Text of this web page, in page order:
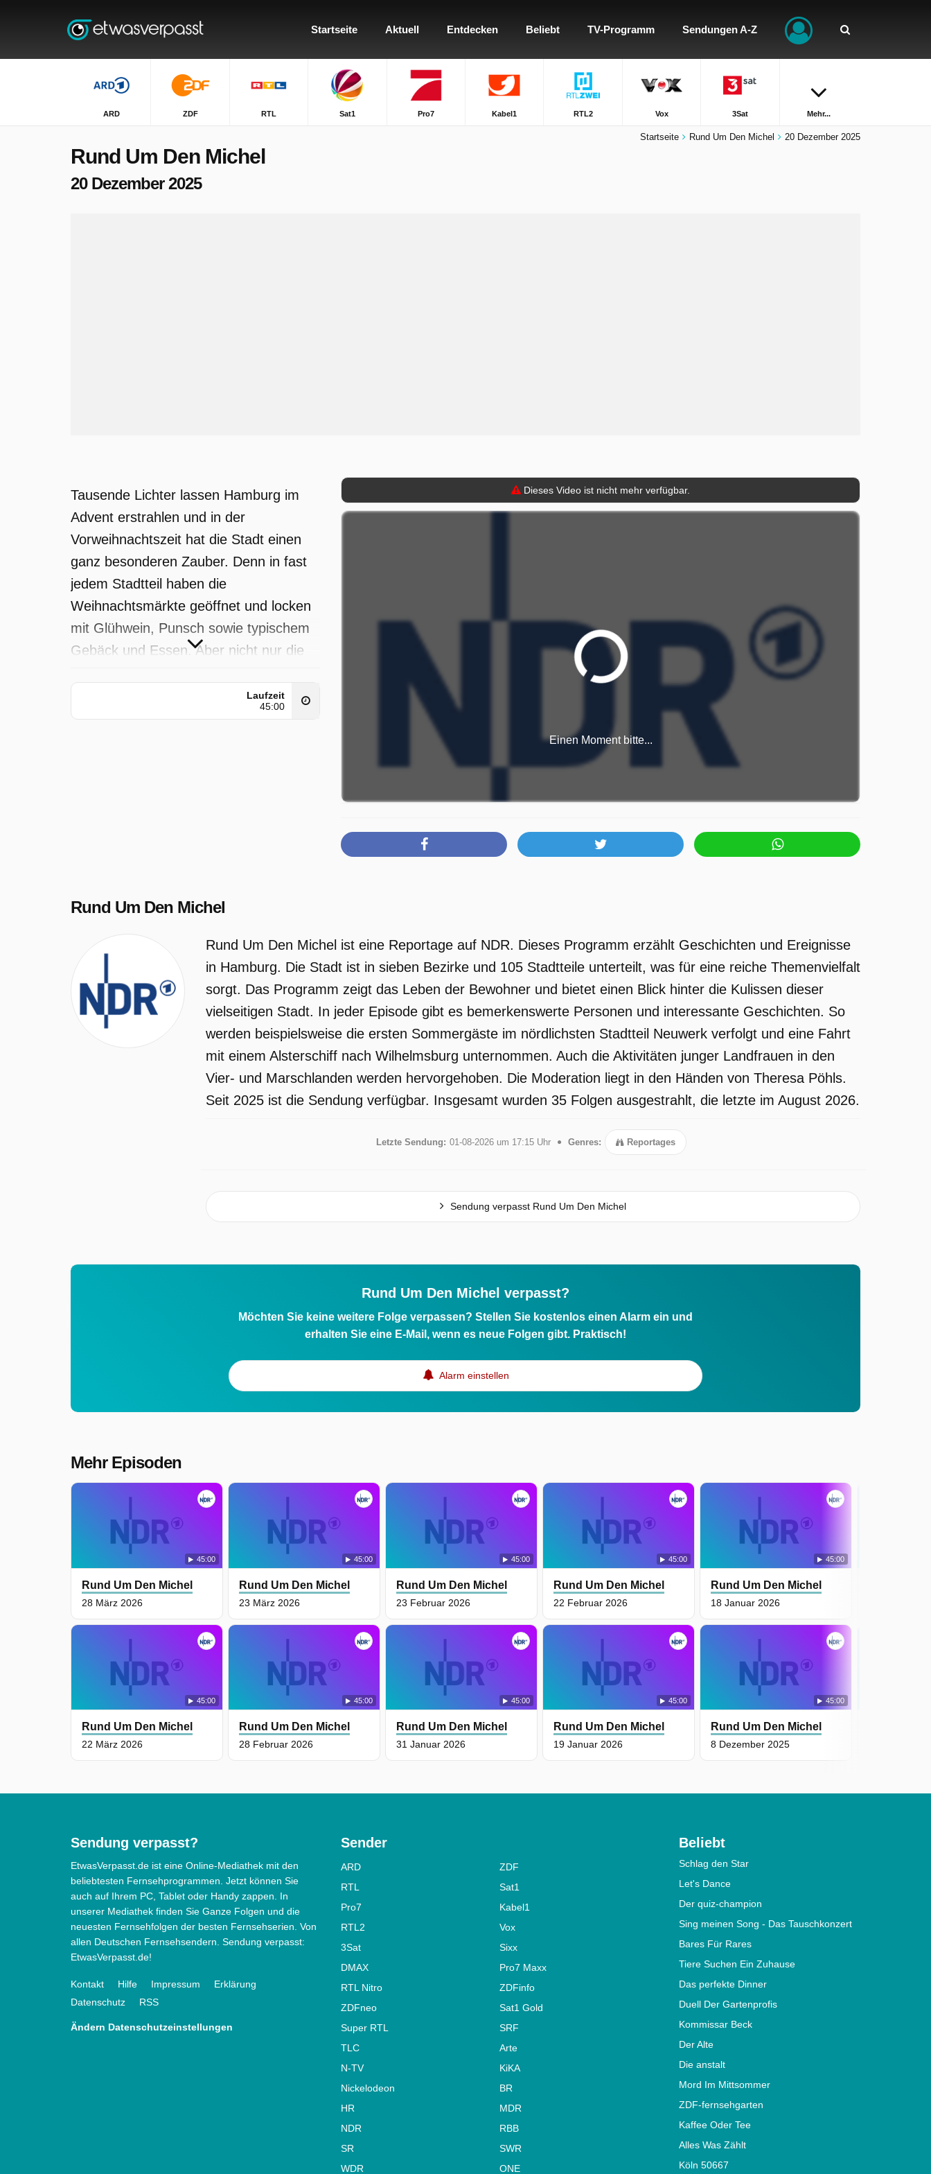
Startseite Aktuell Entdecken Beliebt TV-Programm Sendungen A-Z
ARD ZDF RTL Sat1 Pro7 Kabel1 RTL2 Vox 3Sat Mehr...
Startseite Rund Um Den Michel 20 Dezember 2025
Rund Um Den Michel
20 Dezember 2025
Tausende Lichter lassen Hamburg im
Advent erstrahlen und in der
Vorweihnachtszeit hat die Stadt einen
ganz besonderen Zauber. Denn in fast
jedem Stadtteil haben die
Weihnachtsmärkte geöffnet und locken
mit Glühwein, Punsch sowie typischem
Gebäck und Essen. Aber nicht nur die
Vordergrund, auch Hilfsprojekte
versuchen Unterstützung für ihren guten
Laufzeit
45:00
Dieses Video ist nicht mehr verfügbar.
Einen Moment bitte...
Rund Um Den Michel
Rund Um Den Michel ist eine Reportage auf NDR. Dieses Programm erzählt Geschichten und Ereignisse
in Hamburg. Die Stadt ist in sieben Bezirke und 105 Stadtteile unterteilt, was für eine reiche Themenvielfalt
sorgt. Das Programm zeigt das Leben der Bewohner und bietet einen Blick hinter die Kulissen dieser
vielseitigen Stadt. In jeder Episode gibt es bemerkenswerte Personen und interessante Geschichten. So
werden beispielsweise die ersten Sommergäste im nördlichsten Stadtteil Neuwerk verfolgt und eine Fahrt
mit einem Alsterschiff nach Wilhelmsburg unternommen. Auch die Aktivitäten junger Landfrauen in den
Vier- und Marschlanden werden hervorgehoben. Die Moderation liegt in den Händen von Theresa Pöhls.
Seit 2025 ist die Sendung verfügbar. Insgesamt wurden 35 Folgen ausgestrahlt, die letzte im August 2026.
Letzte Sendung: 01-08-2026 um 17:15 Uhr Genres: Reportages
Sendung verpasst Rund Um Den Michel
Rund Um Den Michel verpasst?
Möchten Sie keine weitere Folge verpassen? Stellen Sie kostenlos einen Alarm ein und
erhalten Sie eine E-Mail, wenn es neue Folgen gibt. Praktisch!
Alarm einstellen
Mehr Episoden
45:00
Rund Um Den Michel
28 März 2026
45:00
Rund Um Den Michel
23 März 2026
45:00
Rund Um Den Michel
22 März 2026
45:00
Rund Um Den Michel
28 Februar 2026
45:00
Rund Um Den Michel
23 Februar 2026
45:00
Rund Um Den Michel
22 Februar 2026
45:00
Rund Um Den Michel
31 Januar 2026
45:00
Rund Um Den Michel
19 Januar 2026
45:00
Rund Um Den Michel
18 Januar 2026
45:00
Rund Um Den Michel
8 Dezember 2025
Sendung verpasst?
EtwasVerpasst.de ist eine Online-Mediathek mit den
beliebtesten Fernsehprogrammen. Jetzt können Sie
auch auf Ihrem PC, Tablet oder Handy zappen. In
unserer Mediathek finden Sie Ganze Folgen und die
neuesten Fernsehfolgen der besten Fernsehserien. Von
allen Deutschen Fernsehsendern. Sendung verpasst:
EtwasVerpasst.de!
Kontakt Hilfe Impressum
Erklärung
Datenschutz
RSS
Ändern Datenschutzeinstellungen
Sender
ARD
ZDF
RTL
Sat1
Pro7
Kabel1
RTL2
Vox
3Sat
Sixx
DMAX
Pro7 Maxx
RTL Nitro
ZDFinfo
ZDFneo
Sat1 Gold
Super RTL
SRF
TLC
Arte
N-TV
KiKA
Nickelodeon
BR
HR
MDR
NDR
RBB
SR
SWR
WDR
ONE
Beliebt
Schlag den Star
Let's Dance
Der quiz-champion
Sing meinen Song - Das Tauschkonzert
Bares Für Rares
Tiere Suchen Ein Zuhause
Das perfekte Dinner
Duell Der Gartenprofis
Kommissar Beck
Der Alte
Die anstalt
Mord Im Mittsommer
ZDF-fernsehgarten
Kaffee Oder Tee
Alles Was Zählt
Köln 50667